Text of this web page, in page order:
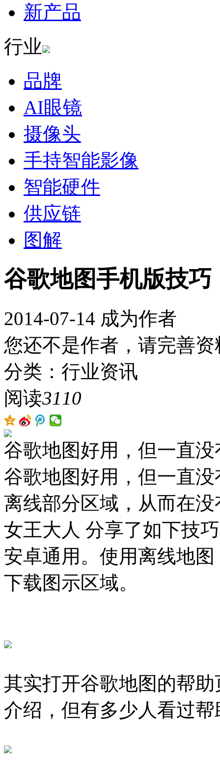
新产品
行业
品牌
AI眼镜
摄像头
手持智能影像
智能硬件
供应链
图解
谷歌地图手机版技
2014-07-14 成为作者
您还不是作者，请完善资
分类：行业资讯
阅读3110
谷歌地图好用，但一直
谷歌地图好用，但一直
离线部分区域，从而在
女王大人 分享了如下技
安卓通用。使用离线地图
下载图示区域。
其实打开谷歌地图的帮
介绍，但有多少人看过帮